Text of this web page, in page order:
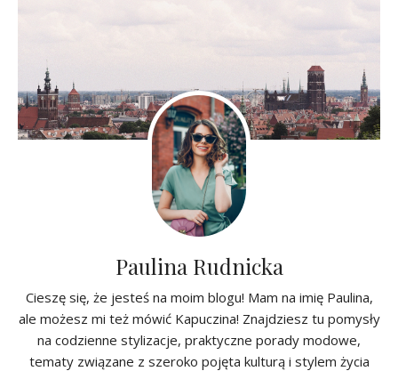
Paulina Rudnicka
Cieszę się, że jesteś na moim blogu! Mam na imię Paulina,
ale możesz mi też mówić Kapuczina! Znajdziesz tu pomysły
na codzienne stylizacje, praktyczne porady modowe,
tematy związane z szeroko pojęta kulturą i stylem życia